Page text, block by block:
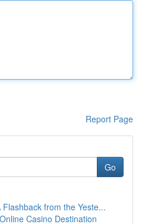
Report Page
Go
from the Yeste...
Casino Destination